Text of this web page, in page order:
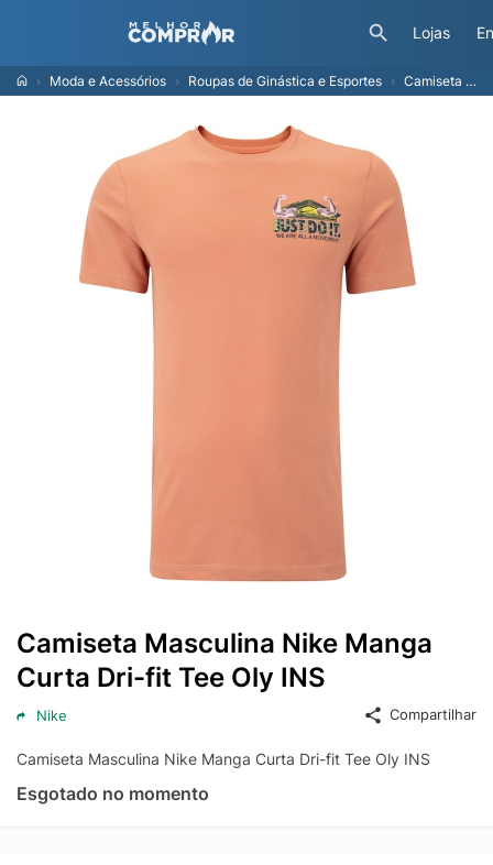
Lojas
Moda e Acessórios Roupas de Ginástica e Esportes Camiseta Masculina Nike Manga Curta Dri-fit Tee Oly INS
Camiseta Masculina Nike Manga
Curta Dri-fit Tee Oly INS
Nike Compartilhar
Camiseta Masculina Nike Manga Curta Dri-fit Tee Oly INS
Esgotado no momento